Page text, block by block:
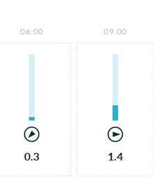
06:00
0.3
09:00
1.4